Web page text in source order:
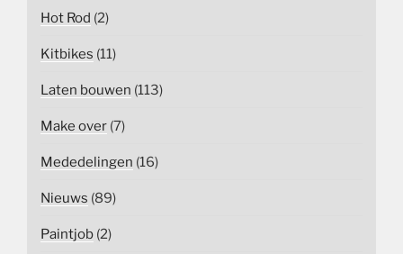
Hot Rod (2)
Kitbikes (11)
Laten bouwen (113)
Make over (7)
Mededelingen (16)
Nieuws (89)
Paintjob (2)